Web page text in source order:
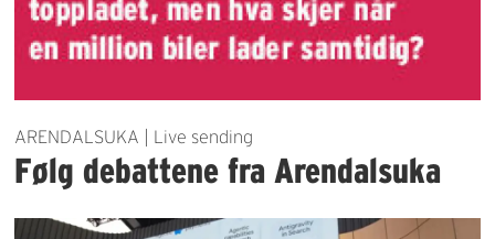
ARENDALSUKA | Live sending
Følg debattene fra Arendalsuka